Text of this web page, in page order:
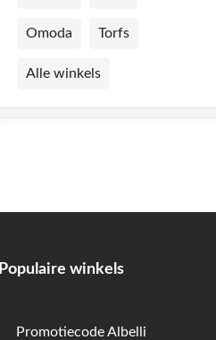
Omoda Torfs
Alle winkels
Populaire winkels
Promotiecode Albelli